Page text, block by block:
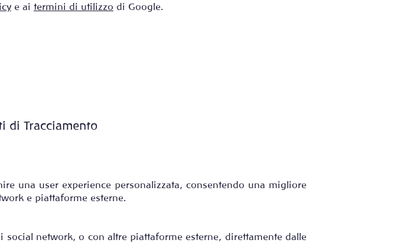
e ai termini di utilizzo di Google.
di Tracciamento
una user experience personalizzata, consentendo una migliore
e piattaforme esterne.
network, o con altre piattaforme esterne, direttamente dalle